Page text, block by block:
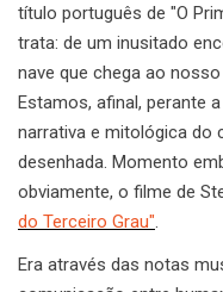
título português de "O
trata: de um inusitado
nave que chega ao
Estamos, afinal, perante
narrativa e mitológica do
desenhada. Momento
obviamente, o filme de
do Terceiro Grau".
Era através das notas